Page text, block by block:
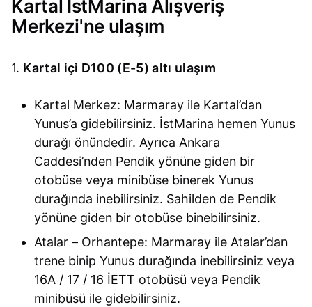
Kartal İstMarina Alışveriş
Merkezi'ne ulaşım
1. Kartal içi D100 (E-5) altı ulaşım
Kartal Merkez: Marmaray ile Kartal’dan
Yunus’a gidebilirsiniz. İstMarina hemen Yunus
durağı önündedir. Ayrıca Ankara
Caddesi’nden Pendik yönüne giden bir
otobüse veya minibüse binerek Yunus
durağında inebilirsiniz. Sahilden de Pendik
yönüne giden bir otobüse binebilirsiniz.
Atalar – Orhantepe: Marmaray ile Atalar’dan
trene binip Yunus durağında inebilirsiniz veya
16A / 17 / 16 İETT otobüsü veya Pendik
minibüsü ile gidebilirsiniz.